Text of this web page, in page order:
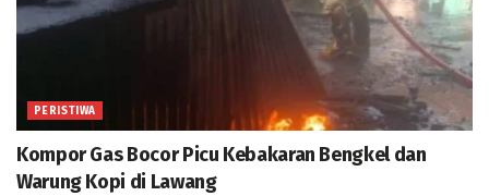
PERISTIWA
Kompor Gas Bocor Picu Kebakaran Bengkel dan
Warung Kopi di Lawang